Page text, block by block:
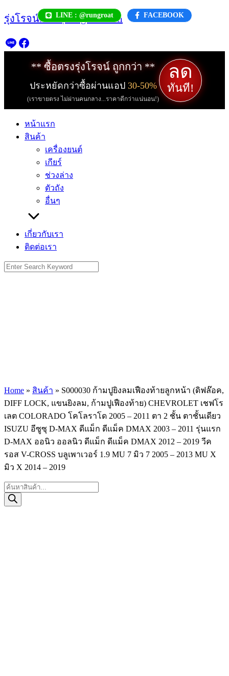
Skip
to
LINE : @rungroat FACEBOOK
รุ่งโรจน์.com | rungroat.com
** ซื้อตรงรุ่งโรจน์ ถูกกว่า **
ประหยัดกว่าซื้อผ่านแอป 30-50%
(เราขายตรง ไม่ผ่านคนกลาง...ราคาดีกว่าแน่นอน!)
ลด
ทันที!
หน้าแรก
สินค้า
เครื่องยนต์
เกียร์
ช่วงล่าง
ตัวถัง
อื่นๆ
เกี่ยวกับเรา
ติดต่อเรา
Search
for:
Home » สินค้า » S000030 ก้ามปูยิงลมเฟืองท้ายลูกหน้า (ดิฟล๊อค,
DIFF LOCK, แขนยิงลม, ก้ามปูเฟืองท้าย) CHEVROLET เชฟโร
เลต COLORADO โคโลราโด 2005 – 2011 ตา 2 ชั้น ตาชั้นเดียว
ISUZU อีซูซุ D-MAX ดีแม็ก ดีแม็ค DMAX 2003 – 2011 รุ่นแรก
D-MAX ออนิว ออลนิว ดีแม็ก ดีแม็ค DMAX 2012 – 2019 วีค
รอส V-CROSS บลูเพาเวอร์ 1.9 MU 7 มิว 7 2005 – 2013 MU X
มิว X 2014 – 2019
Products
search